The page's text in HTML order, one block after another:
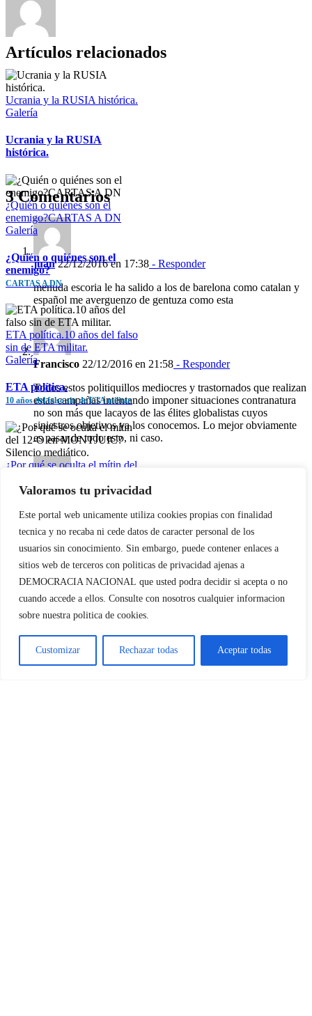
Valoramos tu privacidad
Este portal web unicamente utiliza cookies propias con finalidad
tecnica y no recaba ni cede datos de caracter personal de los
usuarios sin conocimiento. Sin embargo, puede contener enlaces a
sitios web de terceros con politicas de privacidad ajenas a
DEMOCRACIA NACIONAL que usted podra decidir si acepta o no
cuando accede a ellos. Consulte con nosotros cualquier informacion
sobre nuestra politica de cookies.
Customizar Rechazar todas Aceptar todas
Artículos relacionados
Ucrania y la RUSIA histórica.
Galería
Ucrania y la RUSIA
histórica.
¿Quién o quiénes son el
enemigo?CARTAS A DN
Galería
¿Quién o quiénes son el
enemigo?
CARTAS A DN
ETA política.10 años del falso
sin de ETA militar.
Galería
ETA política.
10 años del falso sin de ETA militar.
¿Por qué se oculta el mítin del
Silencio mediático.
¿Por qué se oculta el mítin
del 12-O en MONTJUIC?
3 Comentarios
juan22/12/2016 en 17:38 - Responder
menuda escoria le ha salido a los de barelona como catalan y
español me averguenzo de gentuza como esta
Francisco 22/12/2016 en 21:58 - Responder
Todos estos politiquillos mediocres y trastornados que realizan
estas campañas intentando imponer situaciones contranatura
no son más que lacayos de las élites globalistas cuyos
siniestros objetivos ya los conocemos. Lo mejor obviamente
es pasar de todo esto, ni caso.
Es increíble la pestilencia actual del mundo. Tengo ya ganas
de que venga una guerra y se lleve por delante a toda esta
repugnante gentuza.
Deja tu comentario
Comentar